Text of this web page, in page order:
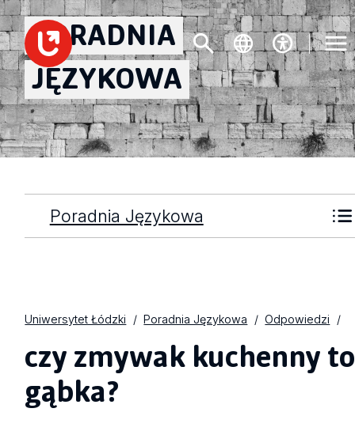
PORADNIA
JĘZYKOWA
Poradnia Językowa
Uniwersytet Łódzki Poradnia Językowa Odpowiedzi
czy zmywak kuchenny to
gąbka?